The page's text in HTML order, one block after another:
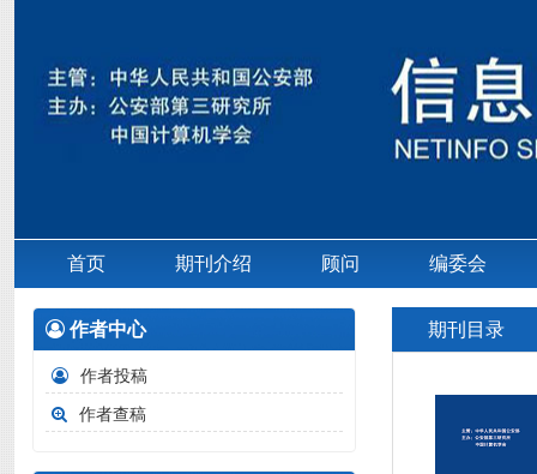
首页 期刊介绍 顾问 编委会
期刊目录
作者中心
作者投稿
作者查稿